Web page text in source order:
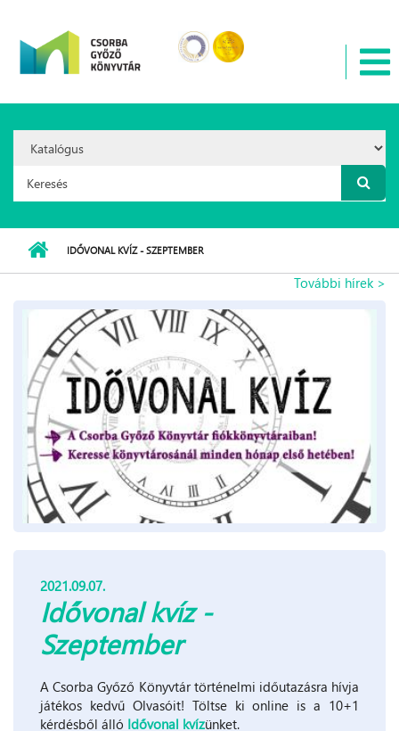
Option:
Keresés űrlap
IDŐVONAL KVÍZ - SZEPTEMBER
További hírek >
2021.09.07.
Idővonal kvíz -
Szeptember
A Csorba Győző Könyvtár történelmi időutazásra hívja
játékos kedvű Olvasóit! Töltse ki online is a 10+1
kérdésből álló Idővonal kvízünket.